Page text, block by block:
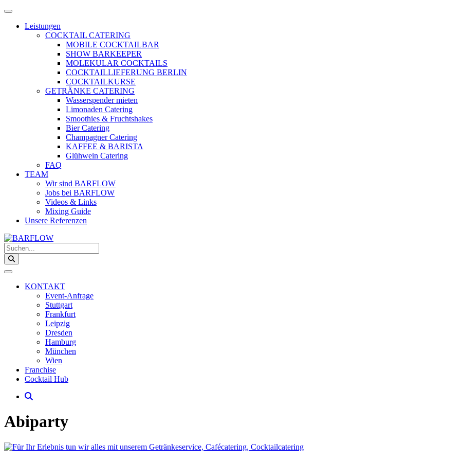
Zum
springen
Menü
öffnenLeistungen
COCKTAIL CATERING
MOBILE COCKTAILBAR
SHOW BARKEEPER
MOLEKULAR COCKTAILS
COCKTAILLIEFERUNG BERLIN
COCKTAILKURSE
GETRÄNKE CATERING
Wasserspender mieten
Limonaden Catering
Smoothies & Fruchtshakes
Bier Catering
Champagner Catering
KAFFEE & BARISTA
Glühwein Catering
FAQ
TEAM
Wir sind BARFLOW
Jobs bei BARFLOW
Videos & Links
Mixing Guide
Unsere Referenzen
Suchen...
KONTAKT
Event-Anfrage
Stuttgart
Frankfurt
Leipzig
Dresden
Hamburg
München
Wien
Franchise
Cocktail Hub
Abiparty